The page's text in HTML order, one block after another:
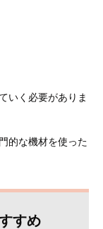
いく必要がありま
的な機材を使った
すめ